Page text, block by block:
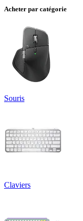
Acheter par catégorie
Souris
Claviers